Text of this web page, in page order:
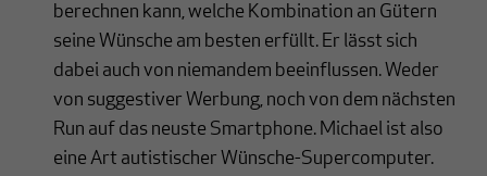
berechnen kann, welche Kombination an Gütern
seine Wünsche am besten erfüllt. Er lässt sich
dabei auch von niemandem beeinflussen. Weder
von suggestiver Werbung, noch von dem nächsten
Run auf das neuste Smartphone. Michael ist also
eine Art autistischer Wünsche-Supercomputer.